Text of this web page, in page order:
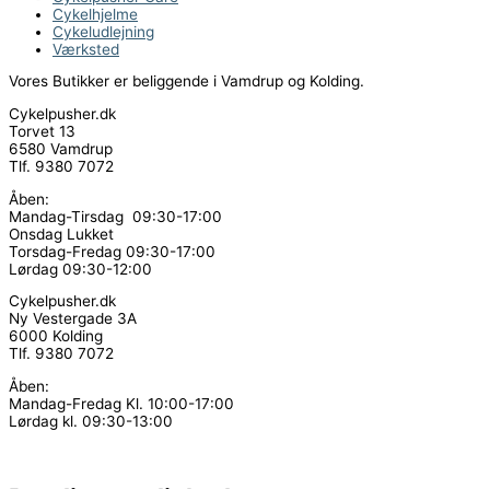
Cykelhjelme
Cykeludlejning
Værksted
Vores Butikker er beliggende i Vamdrup og Kolding.
Cykelpusher.dk
Torvet 13
6580 Vamdrup
Tlf. 9380 7072
Åben:
Mandag-Tirsdag 09:30-17:00
Onsdag Lukket
Torsdag-Fredag 09:30-17:00
Lørdag 09:30-12:00
Cykelpusher.dk
Ny Vestergade 3A
6000 Kolding
Tlf. 9380 7072
Åben:
Mandag-Fredag Kl. 10:00-17:00
Lørdag kl. 09:30-13:00